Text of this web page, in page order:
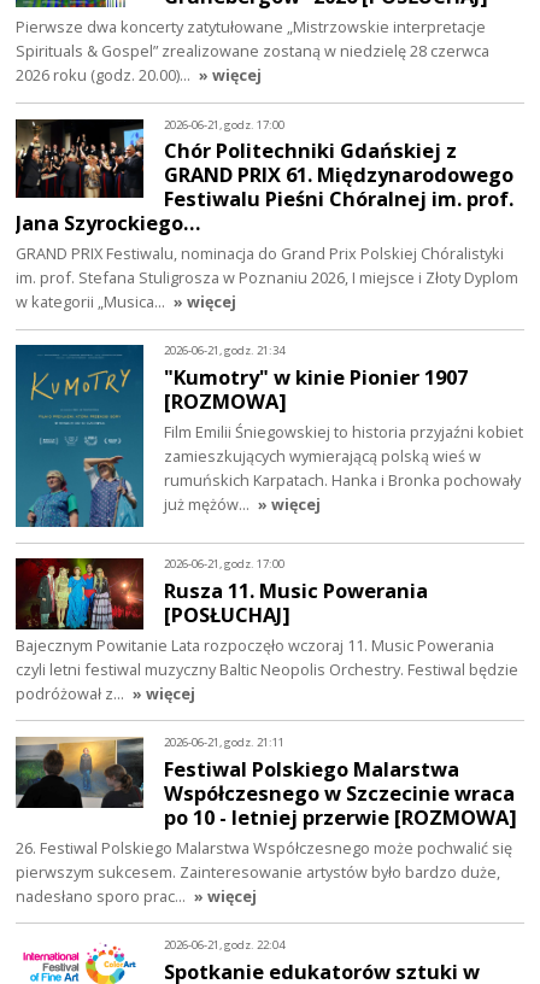
Pierwsze dwa koncerty zatytułowane „Mistrzowskie interpretacje
Spirituals & Gospel” zrealizowane zostaną w niedzielę 28 czerwca
2026 roku (godz. 20.00)… » więcej
2026-06-21, godz. 17:00
Chór Politechniki Gdańskiej z
GRAND PRIX 61. Międzynarodowego
Festiwalu Pieśni Chóralnej im. prof.
Jana Szyrockiego…
GRAND PRIX Festiwalu, nominacja do Grand Prix Polskiej Chóralistyki
im. prof. Stefana Stuligrosza w Poznaniu 2026, I miejsce i Złoty Dyplom
w kategorii „Musica… » więcej
2026-06-21, godz. 21:34
"Kumotry" w kinie Pionier 1907
[ROZMOWA]
Film Emilii Śniegowskiej to historia przyjaźni kobiet
zamieszkujących wymierającą polską wieś w
rumuńskich Karpatach. Hanka i Bronka pochowały
już mężów… » więcej
2026-06-21, godz. 17:00
Rusza 11. Music Powerania
[POSŁUCHAJ]
Bajecznym Powitanie Lata rozpoczęło wczoraj 11. Music Powerania
czyli letni festiwal muzyczny Baltic Neopolis Orchestry. Festiwal będzie
podróżował z… » więcej
2026-06-21, godz. 21:11
Festiwal Polskiego Malarstwa
Współczesnego w Szczecinie wraca
po 10 - letniej przerwie [ROZMOWA]
26. Festiwal Polskiego Malarstwa Współczesnego może pochwalić się
pierwszym sukcesem. Zainteresowanie artystów było bardzo duże,
nadesłano sporo prac… » więcej
2026-06-21, godz. 22:04
Spotkanie edukatorów sztuki w